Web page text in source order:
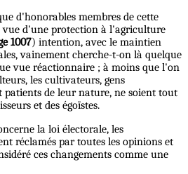
d'honorables membres de cette
vue d'une protection à l'agriculture
1007) intention, avec le maintien
vainement cherche-t-on là quelque
vue réactionnaire ; à moins que l'on
les cultivateurs, gens
patients de leur nature, ne soient tout
et des égoïstes.
la loi électorale, les
réclamés par toutes les opinions et
ces changements comme une